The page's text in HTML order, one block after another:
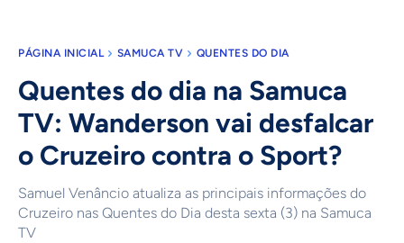
PÁGINA INICIAL SAMUCA TV QUENTES DO DIA
Quentes do dia na Samuca
TV: Wanderson vai desfalcar
o Cruzeiro contra o Sport?
Samuel Venâncio atualiza as principais informações do
Cruzeiro nas Quentes do Dia desta sexta (3) na Samuca
TV